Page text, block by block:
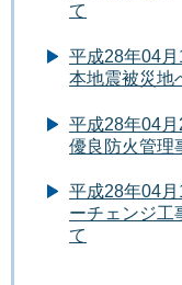
て
平成28年04
本地震被災地
平成28年04
優良防火管理
平成28年04
ーチェンジ工
て